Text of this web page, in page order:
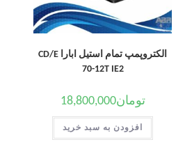
الکتروپمپ تمام استیل ابارا CD/E
70-12T IE2
تومان18,800,000
افزودن به سبد خرید